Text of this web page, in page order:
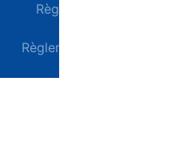
Règlements des jeux
Règlements des jeux